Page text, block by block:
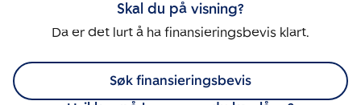
Skal du på visning?
Da er det lurt å ha finansieringsbevis klart.
Søk finansieringsbevis